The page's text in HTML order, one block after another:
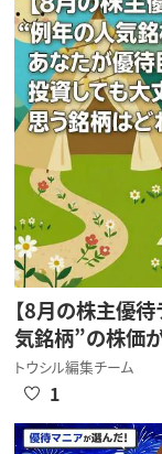
【8月の株主優
気銘柄”の株価
トウシル編集チーム
1